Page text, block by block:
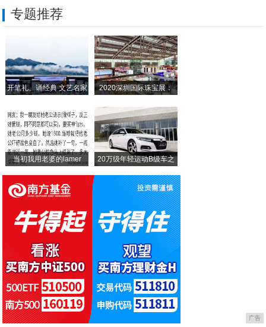
2025年中国·仙居第八届全球医疗器械创
专家观点：智能解析，主动防御，AI重塑域
承越优购平台面向全国招商，欢迎广大商户入
发财不漏优选平台线上+线下新零售，火爆招
专题推荐
开笔礼、诵经典 文艺名家 2020深圳国际珠宝展：
当初我用老婆的lamer 20万级年轻运动B级车之
广告